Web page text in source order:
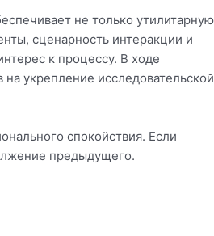
не только утилитарную
сценарность интеракции и
к процессу. В ходе
на укрепление исследовательской
спокойствия. Если
предыдущего.